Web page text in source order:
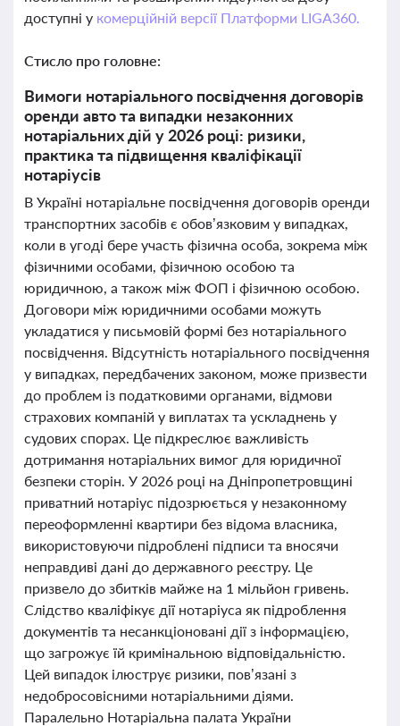
доступні у комерційній версії Платформи LIGA360.
Стисло про головне:
Вимоги нотаріального посвідчення договорів
оренди авто та випадки незаконних
нотаріальних дій у 2026 році: ризики,
практика та підвищення кваліфікації
нотаріусів
В Україні нотаріальне посвідчення договорів оренди
транспортних засобів є обов’язковим у випадках,
коли в угоді бере участь фізична особа, зокрема між
фізичними особами, фізичною особою та
юридичною, а також між ФОП і фізичною особою.
Договори між юридичними особами можуть
укладатися у письмовій формі без нотаріального
посвідчення. Відсутність нотаріального посвідчення
у випадках, передбачених законом, може призвести
до проблем із податковими органами, відмови
страхових компаній у виплатах та ускладнень у
судових спорах. Це підкреслює важливість
дотримання нотаріальних вимог для юридичної
безпеки сторін. У 2026 році на Дніпропетровщині
приватний нотаріус підозрюється у незаконному
переоформленні квартири без відома власника,
використовуючи підроблені підписи та вносячи
неправдиві дані до державного реєстру. Це
призвело до збитків майже на 1 мільйон гривень.
Слідство кваліфікує дії нотаріуса як підроблення
документів та несанкціоновані дії з інформацією,
що загрожує їй кримінальною відповідальністю.
Цей випадок ілюструє ризики, пов’язані з
недобросовісними нотаріальними діями.
Паралельно Нотаріальна палата України